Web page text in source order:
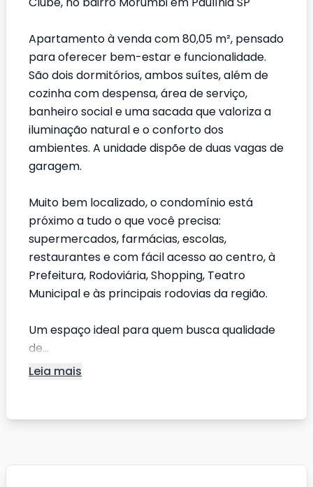
Apartamento à venda com 80,05 m², pensado
para oferecer bem-estar e funcionalidade.
São dois dormitórios, ambos suítes, além de
cozinha com despensa, área de serviço,
banheiro social e uma sacada que valoriza a
iluminação natural e o conforto dos
ambientes. A unidade dispõe de duas vagas de
garagem.
Muito bem localizado, o condomínio está
próximo a tudo o que você precisa:
supermercados, farmácias, escolas,
restaurantes e com fácil acesso ao centro, à
Prefeitura, Rodoviária, Shopping, Teatro
Municipal e às principais rodovias da região.
Um espaço ideal para quem busca qualidade
de...
Leia mais